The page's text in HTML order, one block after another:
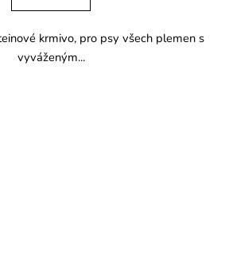
krmivo, pro psy všech plemen s
vyváženým...